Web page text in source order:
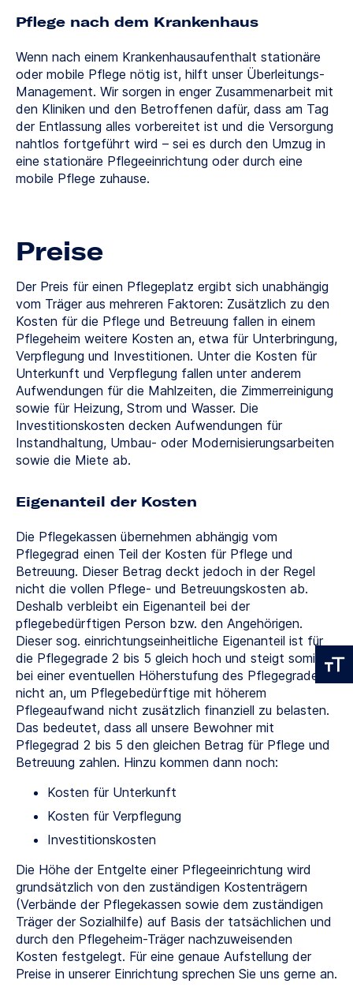
Pflege nach dem Krankenhaus
Wenn nach einem Krankenhausaufenthalt stationäre
oder mobile Pflege nötig ist, hilft unser Überleitungs-
Management. Wir sorgen in enger Zusammenarbeit mit
den Kliniken und den Betroffenen dafür, dass am Tag
der Entlassung alles vorbereitet ist und die Versorgung
nahtlos fortgeführt wird – sei es durch den Umzug in
eine stationäre Pflegeeinrichtung oder durch eine
mobile Pflege zuhause.
Preise
Der Preis für einen Pflegeplatz ergibt sich unabhängig
vom Träger aus mehreren Faktoren: Zusätzlich zu den
Kosten für die Pflege und Betreuung fallen in einem
Pflegeheim weitere Kosten an, etwa für Unterbringung,
Verpflegung und Investitionen. Unter die Kosten für
Unterkunft und Verpflegung fallen unter anderem
Aufwendungen für die Mahlzeiten, die Zimmerreinigung
sowie für Heizung, Strom und Wasser. Die
Investitionskosten decken Aufwendungen für
Instandhaltung, Umbau- oder Modernisierungsarbeiten
sowie die Miete ab.
Eigenanteil der Kosten
Die Pflegekassen übernehmen abhängig vom
Pflegegrad einen Teil der Kosten für Pflege und
Betreuung. Dieser Betrag deckt jedoch in der Regel
nicht die vollen Pflege- und Betreuungskosten ab.
Deshalb verbleibt ein Eigenanteil bei der
pflegebedürftigen Person bzw. den Angehörigen.
Dieser sog. einrichtungseinheitliche Eigenanteil ist für
die Pflegegrade 2 bis 5 gleich hoch und steigt somit
bei einer eventuellen Höherstufung des Pflegegrades
nicht an, um Pflegebedürftige mit höherem
Pflegeaufwand nicht zusätzlich finanziell zu belasten.
Das bedeutet, dass all unsere Bewohner mit
Pflegegrad 2 bis 5 den gleichen Betrag für Pflege und
Betreuung zahlen. Hinzu kommen dann noch:
Kosten für Unterkunft
Kosten für Verpflegung
Investitionskosten
Die Höhe der Entgelte einer Pflegeeinrichtung wird
grundsätzlich von den zuständigen Kostenträgern
(Verbände der Pflegekassen sowie dem zuständigen
Träger der Sozialhilfe) auf Basis der tatsächlichen und
durch den Pflegeheim-Träger nachzuweisenden
Kosten festgelegt. Für eine genaue Aufstellung der
Preise in unserer Einrichtung sprechen Sie uns gerne an.